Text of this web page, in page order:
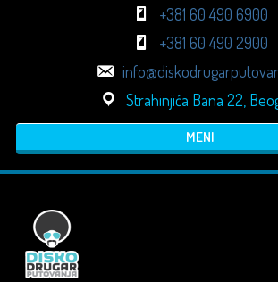
+381 60 490 6900
+381 60 490 2900
Strahinjića Bana 22,
MENI